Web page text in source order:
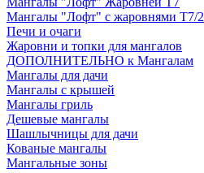
Мангалы "Лофт" с жаровнями Т7/2
Печи и очаги
Жаровни и топки для мангалов
ДОПОЛНИТЕЛЬНО к Мангалам
Мангалы для дачи
Мангалы с крышей
Мангалы гриль
Дешевые мангалы
Шашлычницы для дачи
Кованые мангалы
Мангальные зоны